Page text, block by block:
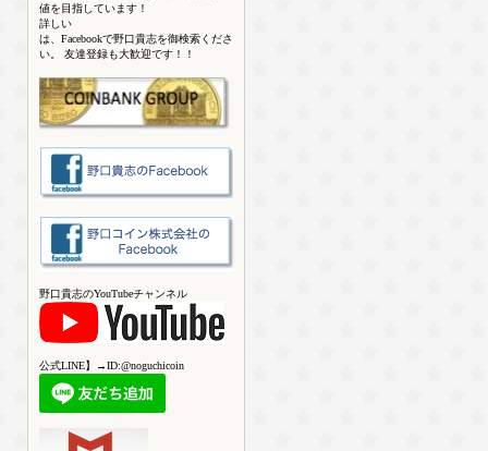
値を目指しています！
詳しい
は、Facebookで野口貴志を御検索くださ
い。 友達登録も大歓迎です！！
野口貴志のYouTubeチャンネル
公式LINE】→ID:@noguchicoin